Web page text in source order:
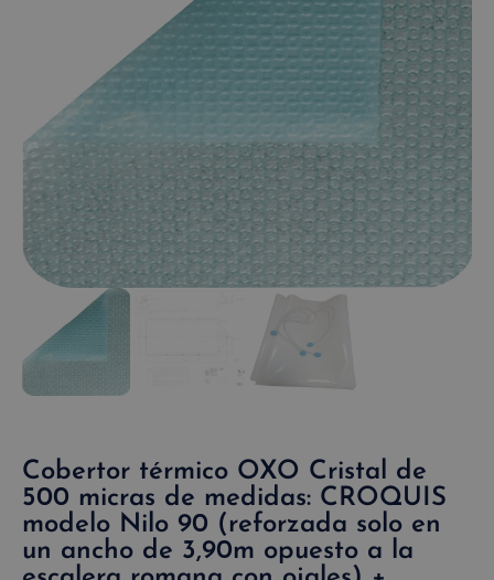
Cobertor térmico OXO Cristal de
500 micras de medidas: CROQUIS
modelo Nilo 90 (reforzada solo en
un ancho de 3,90m opuesto a la